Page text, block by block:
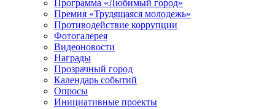
Программа «Любимый город»
Премия «Трудящаяся молодежь»
Противодействие коррупции
Фотогалерея
Видеоновости
Награды
Прозрачный город
Календарь событий
Опросы
Инициативные проекты